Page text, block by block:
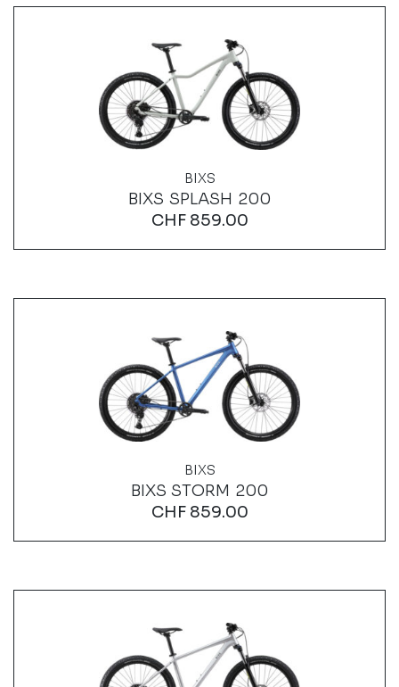
BIXS
BIXS SPLASH 200
CHF859.00
BIXS
BIXS STORM 200
CHF859.00